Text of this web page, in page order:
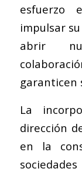
esfuerzo
impulsar
abrir
garanticen
La
dirección
en la